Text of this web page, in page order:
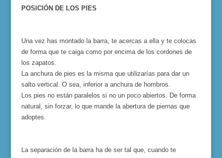
POSICIÓN DE LOS PIES
Una vez has montado la barra, te acercas a ella y te colocas
de forma que te caiga como por encima de los cordones de
los zapatos.
La anchura de pies es la misma que utilizarías para dar un
salto vertical. O sea, inferior a anchura de hombros.
Los pies no están paralelos si no un poco abiertos. De forma
natural, sin forzar, lo que mande la abertura de piernas que
adoptes.
La separación de la barra ha de ser tal que, cuando te